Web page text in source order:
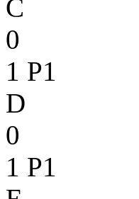
C
0
1 P1
D
0
1 P1